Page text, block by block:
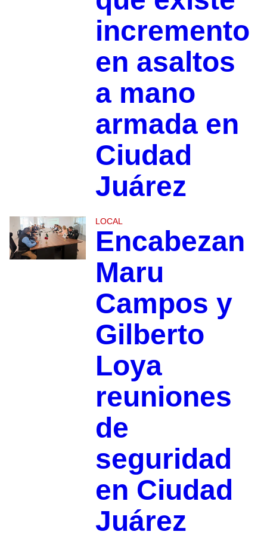
incremento
en asaltos
a mano
armada en
Ciudad
Juárez
LOCAL
Encabezan
Maru
Campos y
Gilberto
Loya
reuniones
de
seguridad
en Ciudad
Juárez